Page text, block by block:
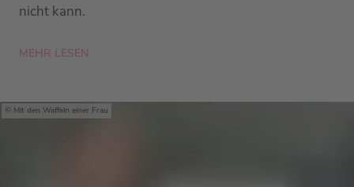
nicht kann.
MEHR LESEN
Mit den Waffeln einer Frau